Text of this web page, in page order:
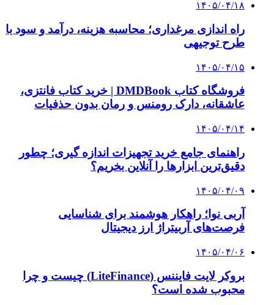
۱۴۰۵/۰۴/۱۸
راه اندازی مرغداری؛ محاسبه هزینه، درآمد و سود با
طرح توجیهی
۱۴۰۵/۰۴/۱۵
فروشگاه کتاب DMDBook | خرید کتاب فانتزی،
عاشقانه، دارک رومنس و رمان بدون حذفیات
۱۴۰۵/۰۴/۱۴
راهنمای جامع خرید تجهیزات اندازه گیری؛ چطور
دقیق‌ترین ابزارها را آنلاین بخریم؟
۱۴۰۵/۰۴/۰۹
آربی نوا؛ راهکار هوشمند برای شناسایی
فرصت‌های آربیتراژ ارز دیجیتال
۱۴۰۵/۰۴/۰۶
بروکر لایت فایننس (LiteFinance) چیست و چرا
محبوب شده است؟